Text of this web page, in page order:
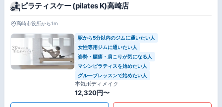
ピラティスケー (pilates K)高崎店
高崎市役所から1m
駅から5分以内のジムに通いたい人
女性専用ジムに通いたい人
姿勢・腰痛・肩こりが気になる人
マシンピラティスを始めたい人
グループレッスンで始めたい人
本気ボディメイク
12,320円〜